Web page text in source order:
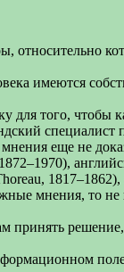
относительно
имеются
для того, чтобы
специалист
еще не
1872–1970),
мнения, то не
принять